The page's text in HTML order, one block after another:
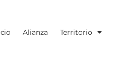
Alianza Territorio